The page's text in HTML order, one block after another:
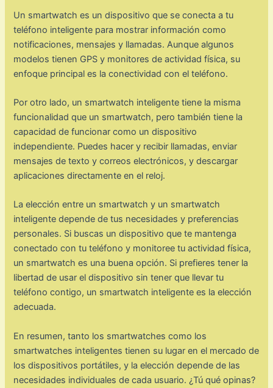
Un smartwatch es un dispositivo que se conecta a tu
teléfono inteligente para mostrar información como
notificaciones, mensajes y llamadas. Aunque algunos
modelos tienen GPS y monitores de actividad física, su
enfoque principal es la conectividad con el teléfono.
Por otro lado, un smartwatch inteligente tiene la misma
funcionalidad que un smartwatch, pero también tiene la
capacidad de funcionar como un dispositivo
independiente. Puedes hacer y recibir llamadas, enviar
mensajes de texto y correos electrónicos, y descargar
aplicaciones directamente en el reloj.
La elección entre un smartwatch y un smartwatch
inteligente depende de tus necesidades y preferencias
personales. Si buscas un dispositivo que te mantenga
conectado con tu teléfono y monitoree tu actividad física,
un smartwatch es una buena opción. Si prefieres tener la
libertad de usar el dispositivo sin tener que llevar tu
teléfono contigo, un smartwatch inteligente es la elección
adecuada.
En resumen, tanto los smartwatches como los
smartwatches inteligentes tienen su lugar en el mercado de
los dispositivos portátiles, y la elección depende de las
necesidades individuales de cada usuario. ¿Tú qué opinas?